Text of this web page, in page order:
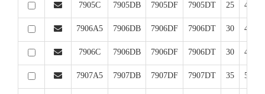
7905C 7905DB 7905DF 7905DT 25 42
7906A5 7906DB 7906DF 7906DT 30 47
7906C 7906DB 7906DF 7906DT 30 47
7907A5 7907DB 7907DF 7907DT 35 55